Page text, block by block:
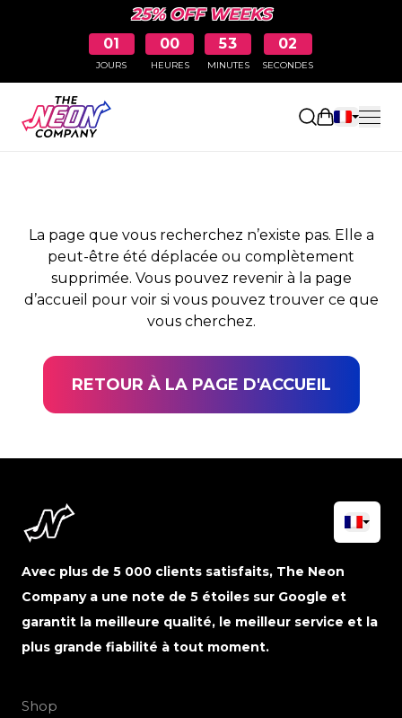
25% OFF WEEKS
01
JOURS
00
HEURES
53
MINUTES
02
SECONDES
Ouvrir le
PAGE NON TROUVÉE
La page que vous recherchez n’existe pas. Elle a
peut-être été déplacée ou complètement
supprimée. Vous pouvez revenir à la page
d’accueil pour voir si vous pouvez trouver ce que
vous cherchez.
RETOUR À LA PAGE D'ACCUEIL
Avec plus de 5 000 clients satisfaits, The Neon
Company a une note de 5 étoiles sur Google et
garantit la meilleure qualité, le meilleur service et la
plus grande fiabilité à tout moment.
Shop